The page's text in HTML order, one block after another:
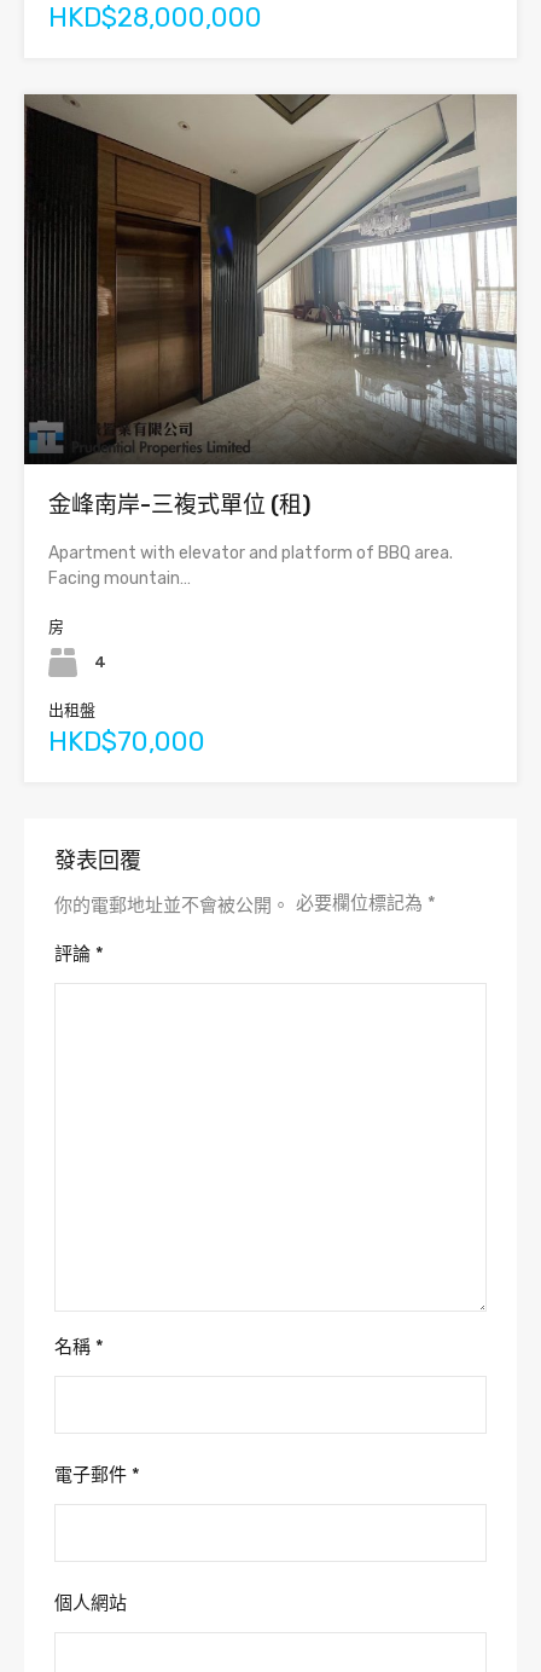
HKD$28,000,000
金峰南岸-三複式單位 (租)
Apartment with elevator and platform of BBQ area.
Facing mountain…
房
4
出租盤
HKD$70,000
發表回覆
你的電郵地址並不會被公開。 必要欄位標記為 *
評論 *
名稱 *
電子郵件 *
個人網站